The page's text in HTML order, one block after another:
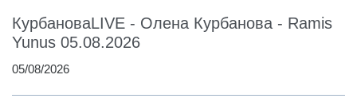
КурбановаLIVE - Олена Курбанова - Ramis
Yunus 05.08.2026
05/08/2026